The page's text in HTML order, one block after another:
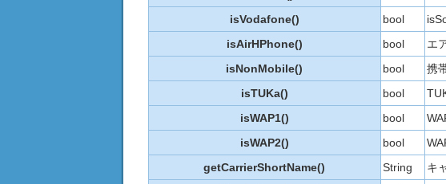
isVodafone()
bool
isAirHPhone()
bool
エ
isNonMobile()
bool
携
isTUKa()
bool
isWAP1()
bool
isWAP2()
bool
getCarrierShortName()
String
キ